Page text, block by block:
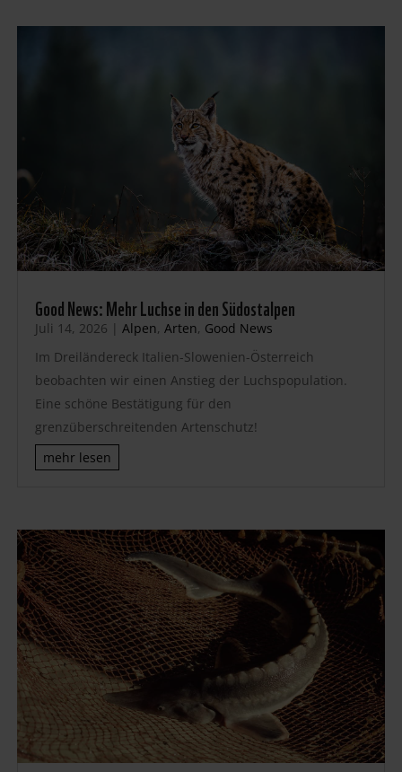
Good News: Mehr Luchse in den Südostalpen
Juli 14, 2026 | Alpen, Arten, Good News
Im Dreiländereck Italien-Slowenien-Österreich
beobachten wir einen Anstieg der Luchspopulation.
Eine schöne Bestätigung für den
grenzüberschreitenden Artenschutz!
mehr lesen